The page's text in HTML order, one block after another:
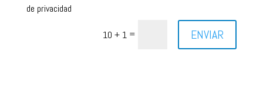
de privacidad
10 + 1 = ENVIAR